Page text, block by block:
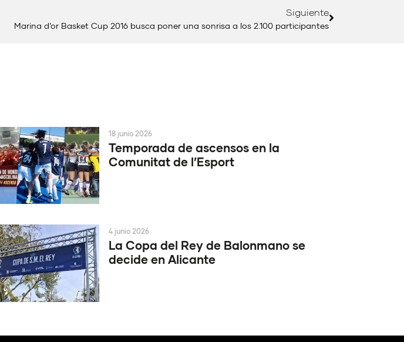
Siguiente
Marina d’or Basket Cup 2016 busca poner una sonrisa a los 2.100 participantes
Temporada de ascensos en la
Comunitat de l’Esport
18 junio 2026
La Copa del Rey de Balonmano se
decide en Alicante
4 junio 2026